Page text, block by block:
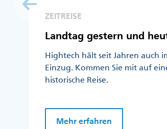
ZEITREISE
Landtag gestern und
Hightech hält seit Jahren auch
Einzug. Kommen Sie mit auf
historische Reise.
Mehr erfahren